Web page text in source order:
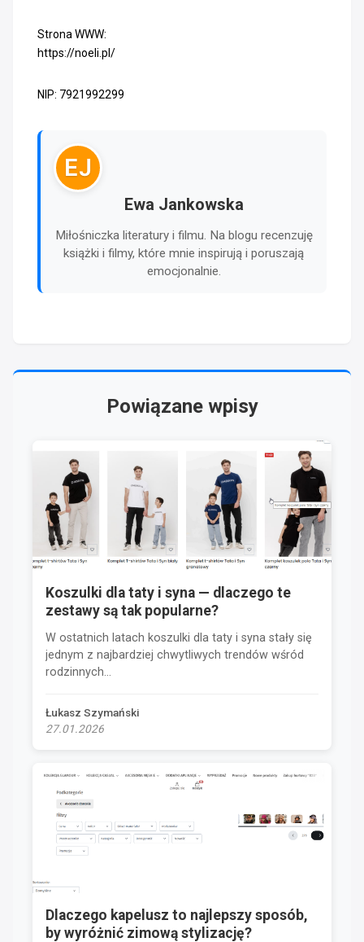
Strona WWW:
https://noeli.pl/
NIP: 7921992299
EJ
Ewa Jankowska
Miłośniczka literatury i filmu. Na blogu recenzuję
książki i filmy, które mnie inspirują i poruszają
emocjonalnie.
Powiązane wpisy
Koszulki dla taty i syna — dlaczego te
zestawy są tak popularne?
W ostatnich latach koszulki dla taty i syna stały się
jednym z najbardziej chwytliwych trendów wśród
rodzinnych...
Łukasz Szymański
27.01.2026
Dlaczego kapelusz to najlepszy sposób,
by wyróżnić zimową stylizację?